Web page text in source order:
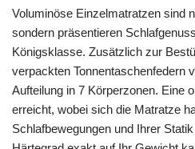
Voluminöse Einzelmatratzen sind
sondern präsentieren
Königsklasse. Zusätzlich zur
verpackten Tonnentaschenfedern
Aufteilung in 7 Körperzonen. Eine
erreicht, wobei sich die Matratze
Schlafbewegungen und Ihrer